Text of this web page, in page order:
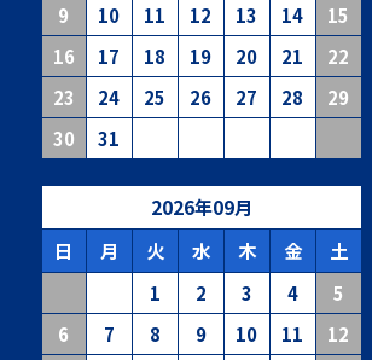
9
10 11 12 13 14
15
16
17 18 19 20 21
22
23
24 25 26 27 28
29
30
31
2026年09月
日
月 火 水 木 金 土
1 2 3 4
5
6
7 8 9 10 11
12